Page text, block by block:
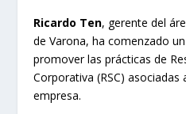
Ricardo Ten, gerente del
de Varona, ha comenzado
promover las prácticas de
Corporativa (RSC)
empresa.